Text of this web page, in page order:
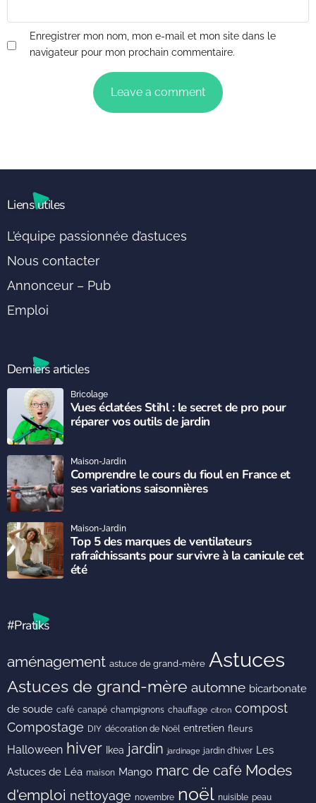
Enregistrer mon nom, mon e-mail et mon site dans le
navigateur pour mon prochain commentaire.
Liens utiles
L’équipe passionnée d’astuces
Nous contacter
Annonceur – Pub
Emploi
Derniers articles
Vues éclatées Stihl : le secret de pro pour
réparer vos outils de jardin
Bricolage
Comprendre le cours du fioul en France et
ses variations saisonnières
Maison-Jardin
Top 5 des marques de ventilateurs
rafraîchissants pour survivre à la canicule cet
été
Maison-Jardin
#Pratiks
aménagement astuce de grand-mère Astuces
Astuces de grand-mère automne bicarbonate
de soude café canapé champignons chauffage citron compost
Compostage DIY décoration de Noël entretien fleurs
Halloween hiver Ikea jardin jardinage jardin d'hiver Les
Astuces de Léa maison Mango marc de café Modes
d'emploi nettoyage novembre noël nuisible peau